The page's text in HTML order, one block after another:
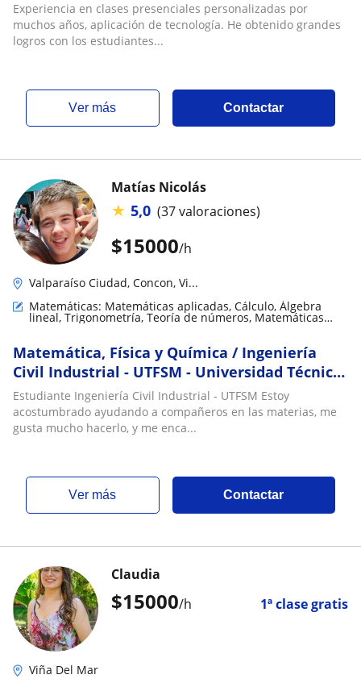
Experiencia en clases presenciales personalizadas por
muchos años, aplicación de tecnología. He obtenido grandes
logros con los estudiantes...
ver más Contactar
$15000/h
Matías Nicolás
★ 5,0 (37 valoraciones)
Valparaíso Ciudad, Concon, Vi...
Matemáticas: Matemáticas aplicadas, Cálculo, Álgebra
lineal, Trigonometría, Teoría de números, Matemáticas
Matemática, Física y Química / Ingeniería
Civil Industrial - UTFSM - Universidad Técnica
Federico Santa María
Estudiante Ingeniería Civil Industrial - UTFSM Estoy
acostumbrado ayudando a compañeros en las materias, me
gusta mucho hacerlo, y me enca...
ver más Contactar
$15000/h 1ª clase gratis
Claudia
Viña Del Mar